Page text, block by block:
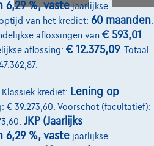
6,29 %, vastejaarlijkse
van het krediet: 60 maanden
aflossingen van € 593,01
aflossing: € 12.375,09. Totaal
krediet: Lening op
€ 39.273,60. Voorschot (facultatief):
JKP (Jaarlijks
6,29 %, vaste jaarlijkse